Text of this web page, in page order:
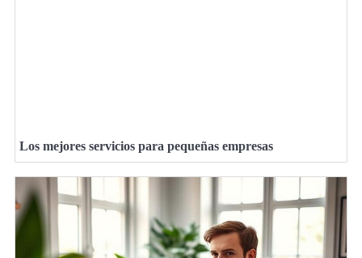
Los mejores servicios para pequeñas empresas